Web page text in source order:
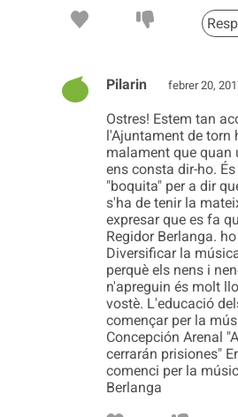
Pilarin febrer 20,
Ostres! Estem tan
l'Ajuntament de torn
malament que quan
ens consta dir-ho.
"boquita" per a dir
s'ha de tenir la
expresar que es fa
Regidor Berlanga.
Diversificar la
perquè els nens i
n'apreguin és molt
vostè. L'educació
començar per la
Concepción Arenal
cerrarán prisiones"
comenci per la
Berlanga